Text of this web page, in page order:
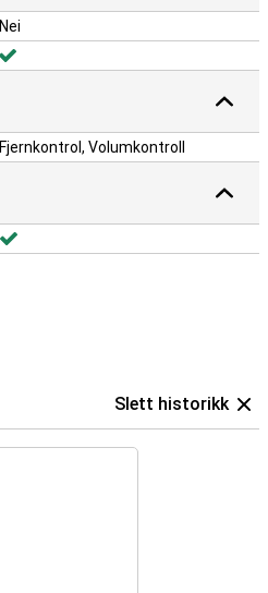
Nei
Fjernkontrol, Volumkontroll
Slett historikk